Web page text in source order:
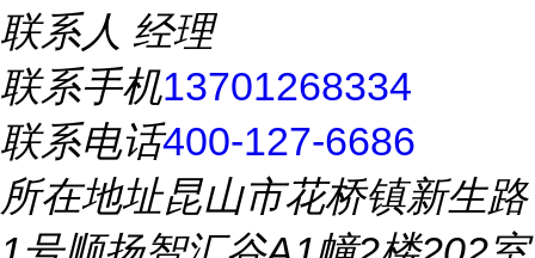
联系人 经理
联系手机13701268334
联系电话400-127-6686
所在地址昆山市花桥镇新生路